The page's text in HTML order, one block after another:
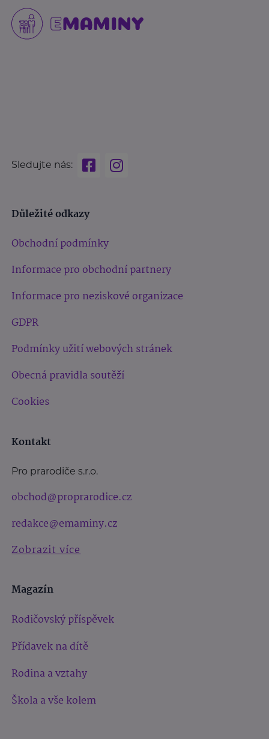
Sledujte nás:
Důležité odkazy
Obchodní podmínky
Informace pro obchodní partnery
Informace pro neziskové organizace
GDPR
Podmínky užití webových stránek
Obecná pravidla soutěží
Cookies
Kontakt
Pro prarodiče s.r.o.
obchod@proprarodice.cz
redakce@emaminy.cz
Zobrazit více
Magazín
Rodičovský příspěvek
Přídavek na dítě
Rodina a vztahy
Škola a vše kolem